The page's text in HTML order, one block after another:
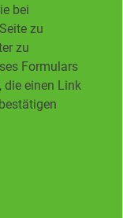
bei
zu
zu
Formulars
die einen Link